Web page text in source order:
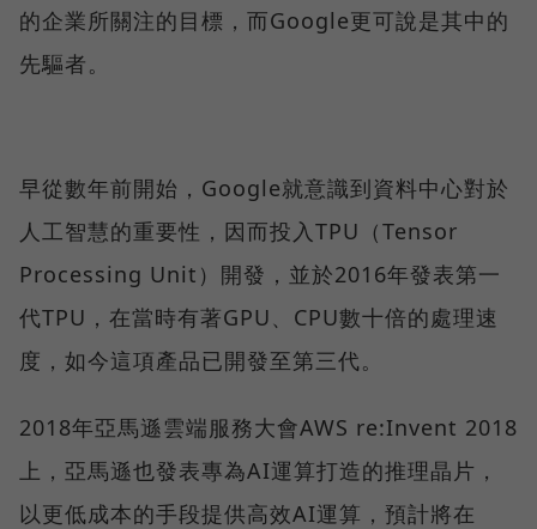
的企業所關注的目標，而Google更可說是其中的
先驅者。
早從數年前開始，Google就意識到資料中心對於
人工智慧的重要性，因而投入TPU（Tensor
Processing Unit）開發，並於2016年發表第一
代TPU，在當時有著GPU、CPU數十倍的處理速
度，如今這項產品已開發至第三代。
2018年亞馬遜雲端服務大會AWS re:Invent 2018
上，亞馬遜也發表專為AI運算打造的推理晶片，
以更低成本的手段提供高效AI運算，預計將在